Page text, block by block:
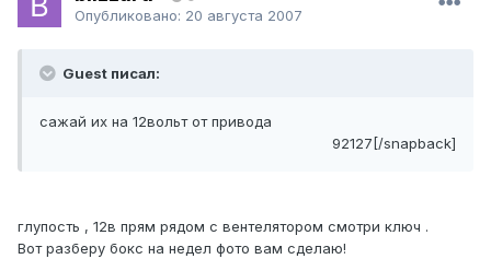
Опубликовано: 20 августа 2007
Guest писал:
сажай их на 12вольт от привода
92127[/snapback]
глупость , 12в прям рядом с вентелятором смотри ключ .
Вот разберу бокс на недел фото вам сделаю!